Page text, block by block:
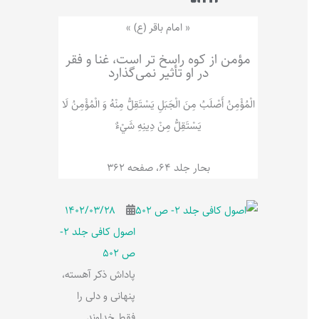
ه
« امام باقر (ع) »
مؤمن از کوه راسخ تر است، غنا و فقر
در او تأثیر نمی‌گذارد
الْمُؤْمِنُ‌ أَصْلَبُ‌ مِنَ‌ الْجَبَلِ‌ یَسْتَقِلُّ مِنْهُ وَ الْمُؤْمِنُ لَا
يَسْتَقِلُّ مِنْ دِينِهِ شَيْ‌ءٌ
بحار جلد 64، صفحه 362
۱۴۰۲/۰۳/۲۸
اصول کافی جلد 2-
ص 502
پاداش ذکر آهسته،
پنهانی و دلی را